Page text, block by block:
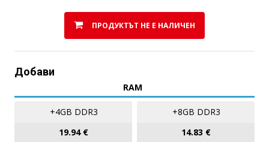
ПРОДУКТЪТ НЕ Е НАЛИЧЕН
Добави
RAM
+4GB DDR3
19.94 €
+8GB DDR3
14.83 €